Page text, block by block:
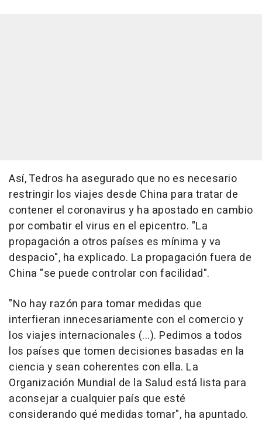
Así, Tedros ha asegurado que no es necesario
restringir los viajes desde China para tratar de
contener el coronavirus y ha apostado en cambio
por combatir el virus en el epicentro. "La
propagación a otros países es mínima y va
despacio", ha explicado. La propagación fuera de
China "se puede controlar con facilidad".
"No hay razón para tomar medidas que
interfieran innecesariamente con el comercio y
los viajes internacionales (...). Pedimos a todos
los países que tomen decisiones basadas en la
ciencia y sean coherentes con ella. La
Organización Mundial de la Salud está lista para
aconsejar a cualquier país que esté
considerando qué medidas tomar", ha apuntado.